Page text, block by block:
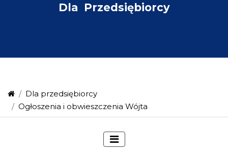
Dla Przedsiębiorcy
Dla przedsiębiorcy
Ogłoszenia i obwieszczenia Wójta